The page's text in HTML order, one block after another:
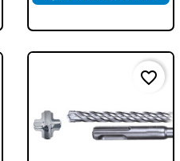
favorite_border